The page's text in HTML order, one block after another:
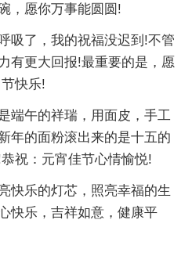
，愿你万事能圆圆!
吸了，我的祝福没迟到!不管
有更大回报!最重要的是，愿
快乐!
端午的祥瑞，用面皮，手工
年的面粉滚出来的是十五的
祝：元宵佳节心情愉悦!
快乐的灯芯，照亮幸福的生
快乐，吉祥如意，健康平